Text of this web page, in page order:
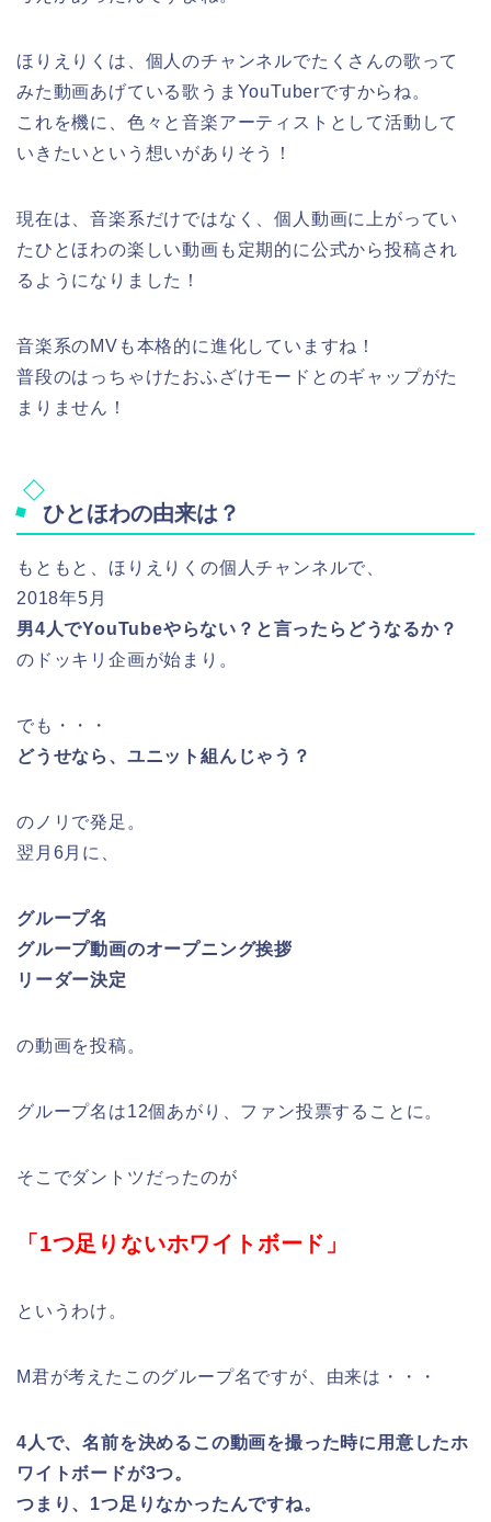
ほりえりくは、個人のチャンネルでたくさんの歌って
みた動画あげている歌うまYouTuberですからね。
これを機に、色々と音楽アーティストとして活動して
いきたいという想いがありそう！
現在は、音楽系だけではなく、個人動画に上がってい
たひとほわの楽しい動画も定期的に公式から投稿され
るようになりました！
音楽系のMVも本格的に進化していますね！
普段のはっちゃけたおふざけモードとのギャップがた
まりません！
ひとほわの由来は？
もともと、ほりえりくの個人チャンネルで、
2018年5月
男4人でYouTubeやらない？と言ったらどうなるか？
のドッキリ企画が始まり。
でも・・・
どうせなら、ユニット組んじゃう？
のノリで発足。
翌月6月に、
グループ名
グループ動画のオープニング挨拶
リーダー決定
の動画を投稿。
グループ名は12個あがり、ファン投票することに。
そこでダントツだったのが
「1つ足りないホワイトボード」
というわけ。
M君が考えたこのグループ名ですが、由来は・・・
4人で、名前を決めるこの動画を撮った時に用意したホ
ワイトボードが3つ。
つまり、1つ足りなかったんですね。